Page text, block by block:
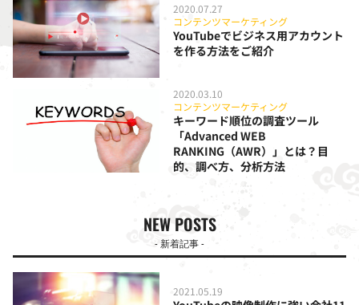
2020.07.27
コンテンツマーケティング
YouTubeでビジネス用アカウント
を作る方法をご紹介
2020.03.10
コンテンツマーケティング
キーワード順位の調査ツール
「Advanced WEB
RANKING（AWR）」とは？目
的、調べ方、分析方法
NEW POSTS
- 新着記事 -
2021.05.19